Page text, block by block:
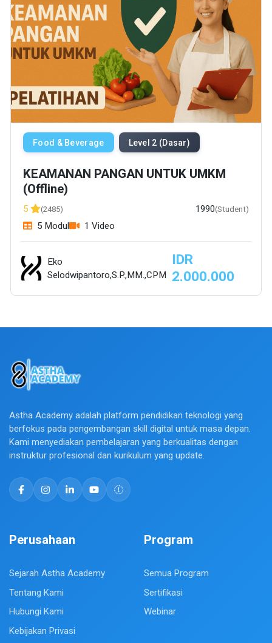
Food & Beverage Level 2 (Dasar)
KEAMANAN PANGAN UNTUK UMKM
(Offline)
5 (2485) 1990(Student)
5 Modul 1 Video
Eko
Selodwipantoro,S.P.,MM.,CPM
IDR
2.000.000
Astha Academy adalah platform pendidikan teknologi yang
berfokus pada pengembangan skill digital untuk masa depan.
Kami menyediakan pembelajaran yang berkualitas dengan
instruktur profesional dan kurikulum yang update.
Perusahaan
Sejarah Astha Academy
Tentang Kami
Hubungi Kami
Kebijakan Privasi
Program
Semua Program
Sertifikasi
Webinar